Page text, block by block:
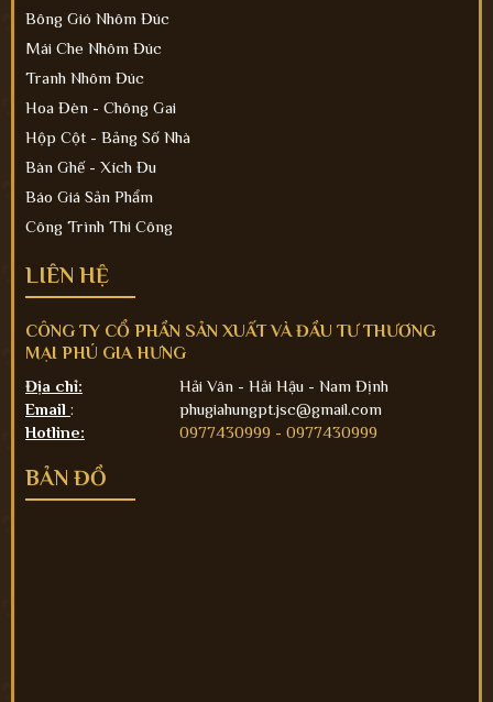
Bông Gió Nhôm Đúc
Mái Che Nhôm Đúc
Tranh Nhôm Đúc
Hoa Đèn - Chông Gai
Hộp Cột - Bảng Số Nhà
Bàn Ghế - Xích Đu
Báo Giá Sản Phẩm
Công Trình Thi Công
LIÊN HỆ
CÔNG TY CỔ PHẦN SẢN XUẤT VÀ ĐẦU TƯ THƯƠNG
MẠI PHÚ GIA HƯNG
Địa chỉ:
Hải Vân - Hải Hậu - Nam Định
Email :
phugiahungpt.jsc@gmail.com
Hotline:
0977430999 - 0977430999
BẢN ĐỒ